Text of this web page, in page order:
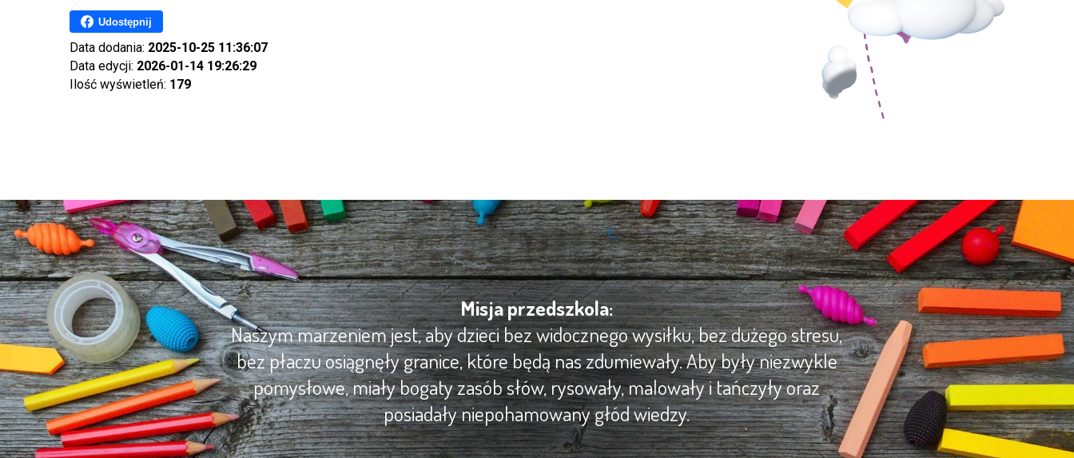
Udostępnij
Data dodania: 2025-10-25 11:36:07
Data edycji: 2026-01-14 19:26:29
Ilość wyświetleń: 179
Misja przedszkola:
Naszym marzeniem jest, aby dzieci bez widocznego wysiłku, bez dużego stresu,
bez płaczu osiągnęły granice, które będą nas zdumiewały. Aby były niezwykle
pomysłowe, miały bogaty zasób słów, rysowały, malowały i tańczyły oraz
posiadały niepohamowany głód wiedzy.